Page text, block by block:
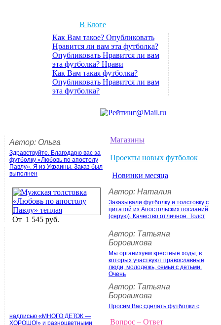
В Блоге
Как Вам такое? Опубликовать
Нравится ли вам эта футболка?
Опубликовать Нравится ли вам
эта футболка? Нрави
Как Вам такая футболка?
Опубликовать Нравится ли вам
эта футболка?
Магазины
Проекты новых футболок
Новинки месяца
От 1 545 руб.
Вопрос – Ответ
Автор: Ольга
Здравствуйте. Благодарю вас за
футболку «Любовь по апостолу
Павлу». Я из Украины. Заказ был
выполнен
Автор: Наталия
Заказывали футболку и толстовку с
цитатой из Апостольских посланий
(серую). Качество отличное. Толст
Автор: Татьяна
Боровикова
Мы организуем крестные ходы, в
которых участвуют православные
люди, молодежь, семьи с детьми.
Очень
Автор: Татьяна
Боровикова
Просим Вас сделать футболки с
надписью «МНОГО ДЕТОК —
ХОРОШО!» и разноцветными